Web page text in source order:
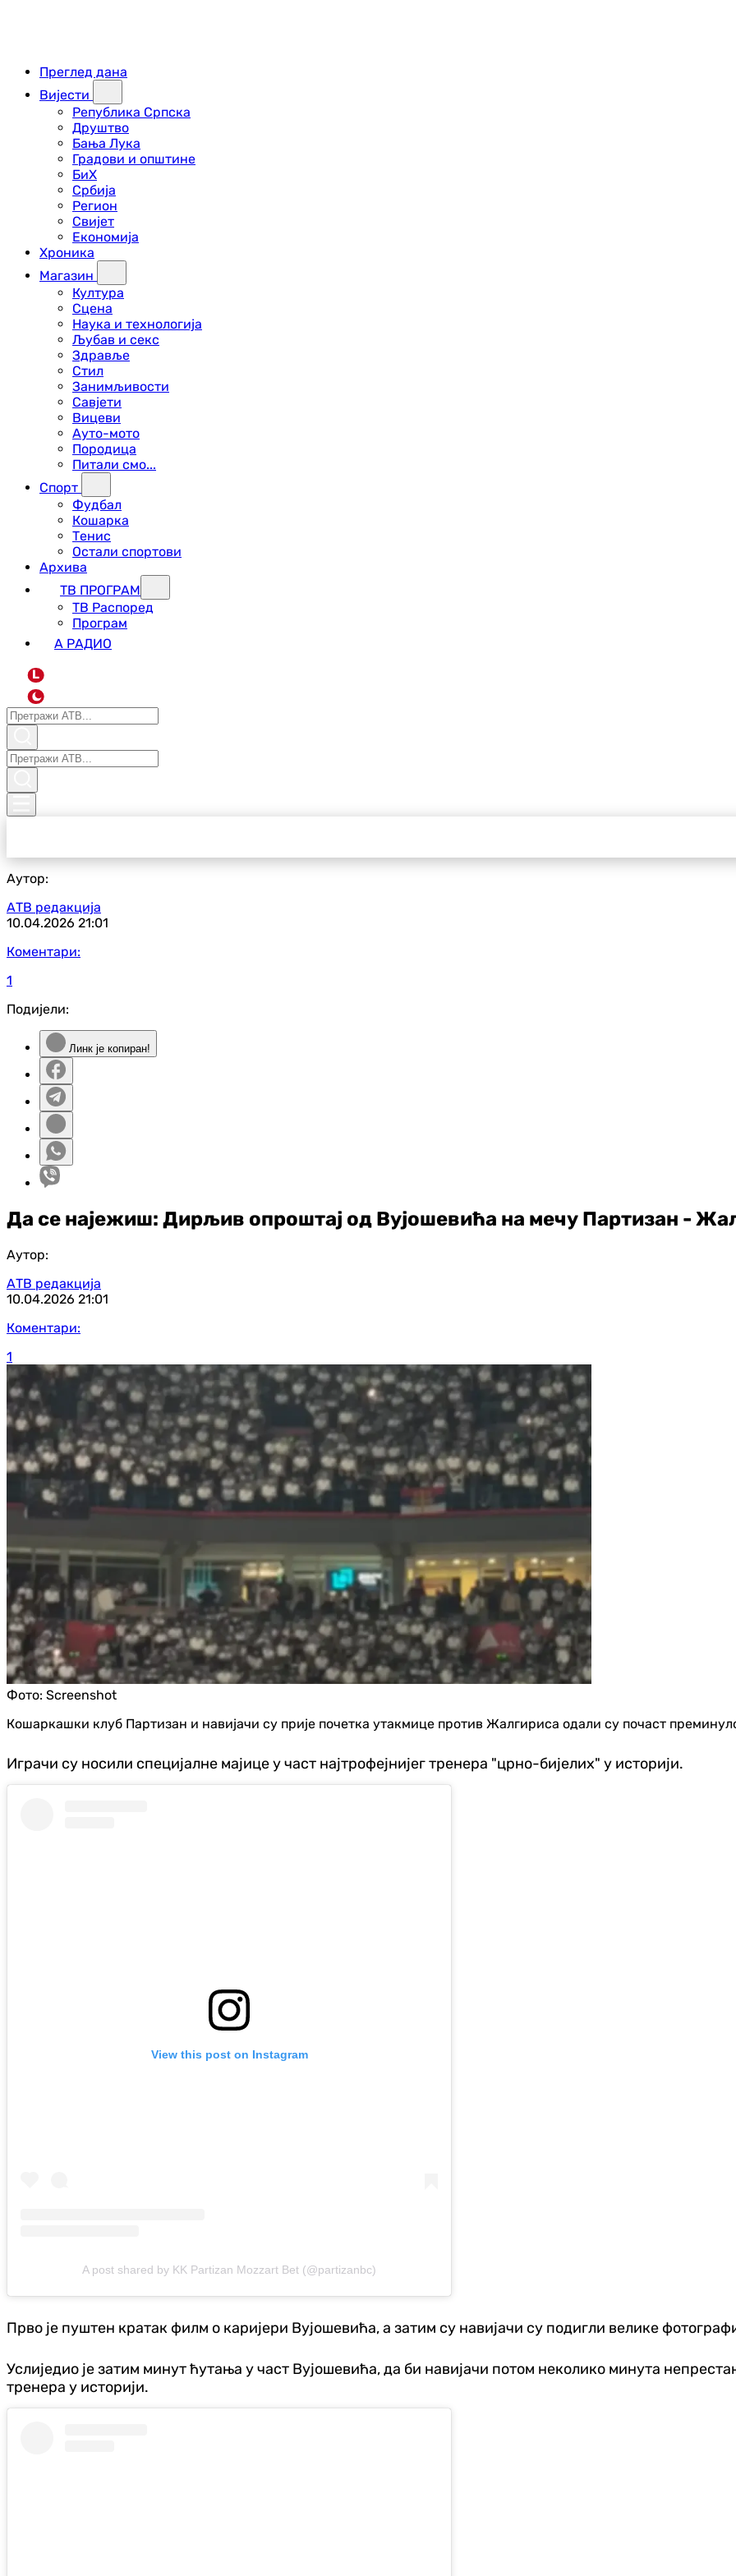
Преглед дана
Вијести
Република Српска
Друштво
Бања Лука
Градови и општине
БиХ
Србија
Регион
Свијет
Економија
Хроника
Магазин
Култура
Сцена
Наука и технологија
Љубав и секс
Здравље
Стил
Занимљивости
Савјети
Вицеви
Ауто-мото
Породица
Питали смо...
Спорт
Фудбал
Кошарка
Тенис
Остали спортови
Архива
ТВ ПРОГРАМ
ТВ Распоред
Програм
А РАДИО
L
Аутор:
АТВ редакција
10.04.2026 21:01
Коментари:
1
Подијели:
Линк је копиран!
Да се најежиш: Дирљив опроштај од Вујошевића на мечу Партизан -
Аутор:
АТВ редакција
10.04.2026 21:01
Коментари:
1
Фото: Screenshot
Кошаркашки клуб Партизан и навијачи су прије почетка утакмице против Жалгириса одали су почаст
Играчи су носили специјалне мајице у част најтрофејнијег тренера "црно-бијелих" у историји.
View this post on Instagram
A post shared by KK Partizan Mozzart Bet (@partizanbc)
Прво је пуштен кратак филм о каријери Вујошевића, а затим су навијачи су подигли велике
Услиједио је затим минут ћутања у част Вујошевића, да би навијачи потом неколико минута
тренера у историји.